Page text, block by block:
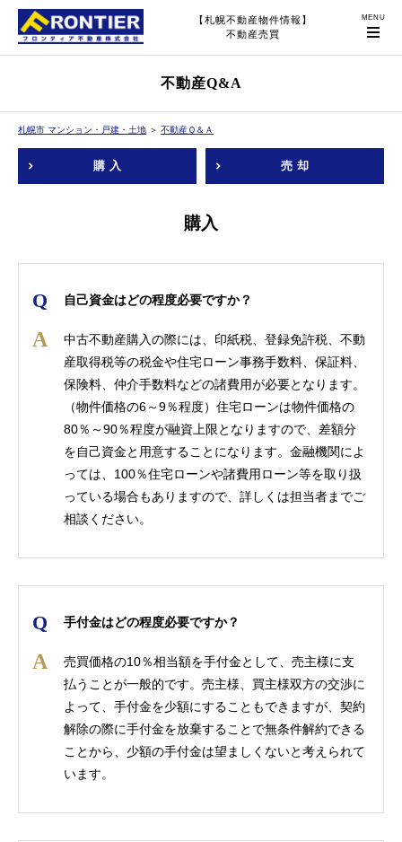
【札幌不動産物件情報】
不動産売買
不動産Q&A
札幌市 マンション・戸建・土地 ＞ 不動産Ｑ＆Ａ
購入 売却
購入
自己資金はどの程度必要ですか？
中古不動産購入の際には、印紙税、登録免許税、不動
産取得税等の税金や住宅ローン事務手数料、保証料、
保険料、仲介手数料などの諸費用が必要となります。
（物件価格の6～9％程度）住宅ローンは物件価格の
80％～90％程度が融資上限となりますので、差額分
を自己資金と用意することになります。金融機関によ
っては、100％住宅ローンや諸費用ローン等を取り扱
っている場合もありますので、詳しくは担当者までご
相談ください。
手付金はどの程度必要ですか？
売買価格の10％相当額を手付金として、売主様に支
払うことが一般的です。売主様、買主様双方の交渉に
よって、手付金を少額にすることもできますが、契約
解除の際に手付金を放棄することで無条件解約できる
ことから、少額の手付金は望ましくないと考えられて
います。